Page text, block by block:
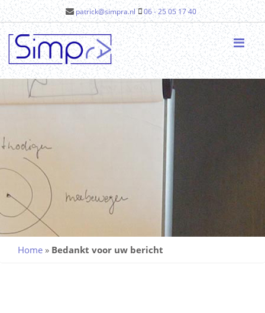
patrick@simpra.nl 06 - 25 05 17 40
Home » Bedankt voor uw bericht